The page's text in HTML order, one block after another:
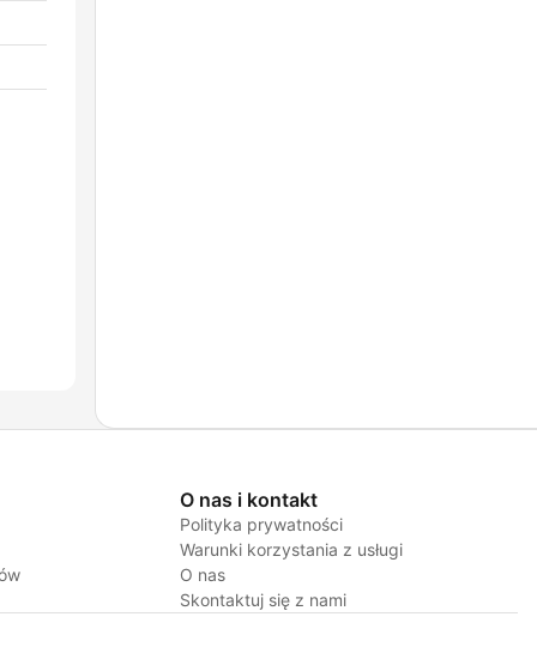
O nas i kontakt
Polityka prywatności
Warunki korzystania z usługi
O nas
Skontaktuj się z nami